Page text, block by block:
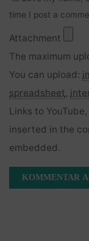
time I post a
Attachment
The maximum
You can upload:
spreadsheet,
Links to
inserted in the
embedded.